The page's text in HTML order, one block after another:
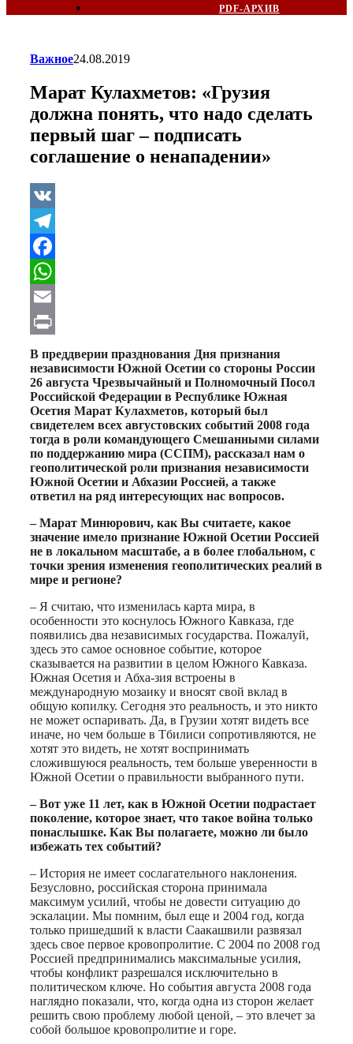
PDF-АРХИВ
Важное24.08.2019
Марат Кулахметов: «Грузия
должна понять, что надо сделать
первый шаг – подписать
соглашение о ненападении»
VK
Telegram
Facebook
WhatsApp
Email
Print
В преддверии празднования Дня признания
независимости Южной Осетии со стороны России
26 августа Чрезвычайный и Полномочный Посол
Российской Федерации в Республике Южная
Осетия Марат Кулахметов, который был
свидетелем всех августовских событий 2008 года
тогда в роли командующего Смешанными силами
по поддержанию мира (ССПМ), рассказал нам о
геополитической роли признания независимости
Южной Осетии и Абхазии Россией, а также
ответил на ряд интересующих нас вопросов.
– Марат Минюрович, как Вы считаете, какое
значение имело признание Южной Осетии Россией
не в локальном масштабе, а в более глобальном, с
точки зрения изменения геополитических реалий в
мире и регионе?
– Я считаю, что изменилась карта мира, в
особенности это коснулось Южного Кавказа, где
появились два независимых государства. Пожалуй,
здесь это самое основное событие, которое
сказывается на развитии в целом Южного Кавказа.
Южная Осетия и Абха-зия встроены в
международную мозаику и вносят свой вклад в
общую копилку. Сегодня это реальность, и это никто
не может оспаривать. Да, в Грузии хотят видеть все
иначе, но чем больше в Тбилиси сопротивляются, не
хотят это видеть, не хотят воспринимать
сложившуюся реальность, тем больше уверенности в
Южной Осетии о правильности выбранного пути.
– Вот уже 11 лет, как в Южной Осетии подрастает
поколение, которое знает, что такое война только
понаслышке. Как Вы полагаете, можно ли было
избежать тех событий?
– История не имеет сослагательного наклонения.
Безусловно, российская сторона принимала
максимум усилий, чтобы не довести ситуацию до
эскалации. Мы помним, был еще и 2004 год, когда
только пришедший к власти Саакашвили развязал
здесь свое первое кровопролитие. С 2004 по 2008 год
Россией предпринимались максимальные усилия,
чтобы конфликт разрешался исключительно в
политическом ключе. Но события августа 2008 года
наглядно показали, что, когда одна из сторон желает
решить свою проблему любой ценой, – это влечет за
собой большое кровопролитие и горе.